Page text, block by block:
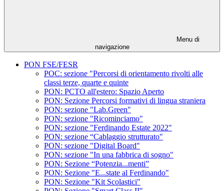
Menu di
navigazione
PON FSE/FESR
POC: sezione "Percorsi di orientamento rivolti alle
classi terze, quarte e quinte
PON: PCTO all'estero: Spazio Aperto
PON: Sezione Percorsi formativi di lingua straniera
PON: sezione "Lab.Green"
PON: sezione "Ricominciamo"
PON: sezione "Ferdinando Estate 2022"
PON: sezione “Cablaggio strutturato"
PON: sezione "Digital Board"
PON: sezione "In una fabbrica di sogno"
PON: Sezione “Potenzia...menti”
PON: Sezione "E...state al Ferdinando"
PON: Sezione "Kit Scolastici"